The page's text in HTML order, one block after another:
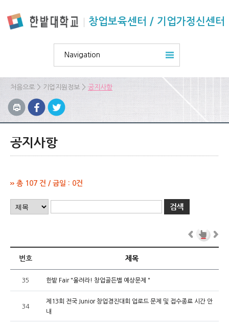
창업보육센터 / 기업가정신센터
Navigation
처음으로 > 기업지원정보 > 공지사항
공지사항
총 107 건 / 금일 : 0건
번호 제목
35 한밭 Fair "울려라! 창업골든벨 예상문제 "
34
제13회 전국 Junior 창업경진대회 업로드 문제 및 접수종료 시간 안
내